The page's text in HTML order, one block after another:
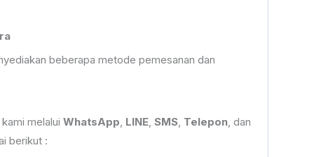
beberapa metode pemesanan dan
melalui WhatsApp LINE, SMS Telepon, dan
berikut :